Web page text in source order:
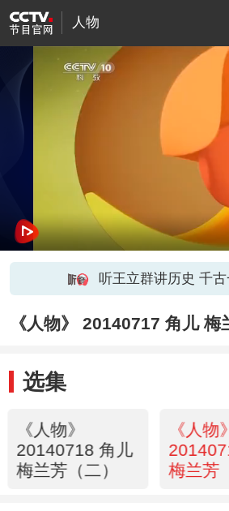
人物
听王立群讲历史 千
《人物》 20140717 角儿 梅
选集
《人物》
20140718 角儿
梅兰芳（二）
《人物》
梅兰芳